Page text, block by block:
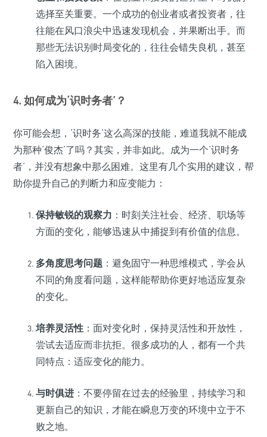
选择至关重要。一个成功的创业者或者投资者，往
往能在风口浪尖中迅速发现机会，并果断出手。而
那些无法识别时局变化的，往往会错失良机，甚至
陷入困境。
4. 如何成为‘识时务者’？
你可能会想，‘识时务’这么高深的技能，难道我就不能成
为那种‘俊杰’了吗？其实，并非如此。成为一个‘识时务
者’，并没有想象中那么困难。这里有几个实用的建议，帮
助你提升自己的判断力和应变能力：
保持敏锐的观察力 ：时刻关注社会、经济、职场等
方面的变化，能够迅速从中捕捉到有价值的信息。
多角度思考问题 ：避免固守一种思维模式，学会从
不同的角度看问题，这样能帮助你更好地适应复杂
的变化。
培养灵活性 ：面对变化时，保持灵活性和开放性，
尝试去适应而非抗拒。很多成功的人，都有一个共
同特点：适应变化的能力。
与时俱进 ：不要停留在过去的经验里，持续学习和
更新自己的知识，才能在瞬息万变的环境中立于不
败之地。